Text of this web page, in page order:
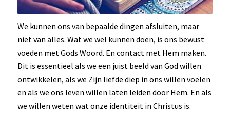
We kunnen ons van bepaalde dingen afsluiten, maar
niet van alles. Wat we wel kunnen doen, is ons bewust
voeden met Gods Woord. En contact met Hem maken.
Dit is essentieel als we een juist beeld van God willen
ontwikkelen, als we Zijn liefde diep in ons willen voelen
en als we ons leven willen laten leiden door Hem. En als
we willen weten wat onze identiteit in Christus is.